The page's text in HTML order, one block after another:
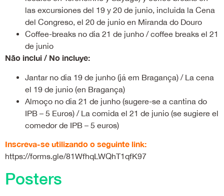
las excursiones del 19 y 20 de junio, incluida la Cena
del Congreso, el 20 de junio en Miranda do Douro
Coffee-breaks no dia 21 de junho / coffee breaks el 21
de junio
Não inclui / No incluye:
Jantar no dia 19 de junho (já em Bragança) / La cena
el 19 de junio (en Bragança)
Almoço no dia 21 de junho (sugere-se a cantina do
IPB – 5 Euros) / La comida el 21 de junio (se sugiere el
comedor de IPB – 5 euros)
Inscreva-se utilizando o seguinte link:
https://forms.gle/81WfhqLWQhT1qfK97
Posters